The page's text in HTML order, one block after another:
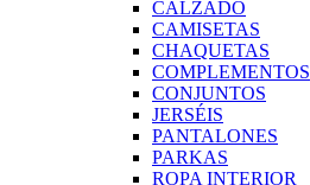
CALZADO
CAMISETAS
CHAQUETAS
COMPLEMENTOS
CONJUNTOS
JERSÉIS
PANTALONES
PARKAS
ROPA INTERIOR